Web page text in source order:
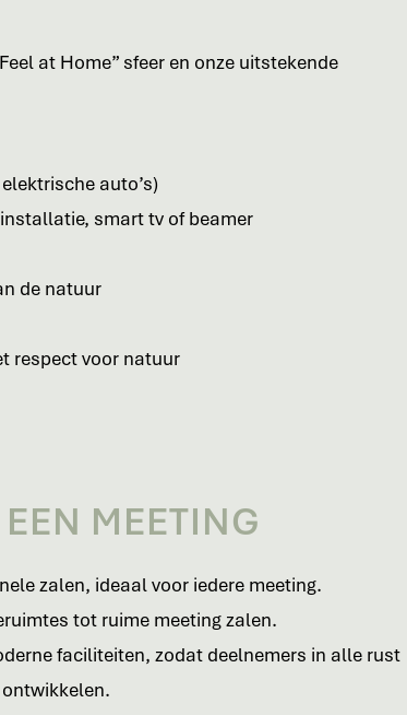
at Home” sfeer en onze uitstekende
auto’s)
smart tv of beamer
de natuur
respect voor natuur
MEETING
zalen, ideaal voor iedere meeting.
tot ruime meeting zalen.
faciliteiten, zodat deelnemers in alle rust